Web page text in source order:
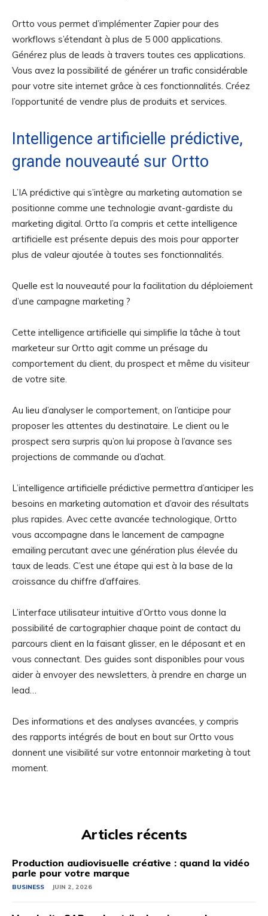
Ortto vous permet d’implémenter Zapier pour des
workflows s’étendant à plus de 5 000 applications.
Générez plus de leads à travers toutes ces applications.
Vous avez la possibilité de générer un trafic considérable
pour votre site internet grâce à ces fonctionnalités. Créez
l’opportunité de vendre plus de produits et services.
Intelligence artificielle prédictive,
grande nouveauté sur Ortto
L’IA prédictive qui s’intègre au marketing automation se
positionne comme une technologie avant-gardiste du
marketing digital. Ortto l’a compris et cette intelligence
artificielle est présente depuis des mois pour apporter
plus de valeur ajoutée à toutes ses fonctionnalités.
Quelle est la nouveauté pour la facilitation du déploiement
d’une campagne marketing ?
Cette intelligence artificielle qui simplifie la tâche à tout
marketeur sur Ortto agit comme un présage du
comportement du client, du prospect et même du visiteur
de votre site.
Au lieu d’analyser le comportement, on l’anticipe pour
proposer les attentes du destinataire. Le client ou le
prospect sera surpris qu’on lui propose à l’avance ses
projections de commande ou d’achat.
L’intelligence artificielle prédictive permettra d’anticiper les
besoins en marketing automation et d’avoir des résultats
plus rapides. Avec cette avancée technologique, Ortto
vous accompagne dans le lancement de campagne
emailing percutant avec une génération plus élevée du
taux de leads. C’est une étape qui est à la base de la
croissance du chiffre d’affaires.
L’interface utilisateur intuitive d’Ortto vous donne la
possibilité de cartographier chaque point de contact du
parcours client en la faisant glisser, en le déposant et en
vous connectant. Des guides sont disponibles pour vous
aider à envoyer des newsletters, à prendre en charge un
lead…
Des informations et des analyses avancées, y compris
des rapports intégrés de bout en bout sur Ortto vous
donnent une visibilité sur votre entonnoir marketing à tout
moment.
Articles récents
Production audiovisuelle créative : quand la vidéo
parle pour votre marque
BUSINESS JUIN 2, 2026